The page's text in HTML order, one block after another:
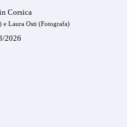
Corsica
Laura Osti (Fotografa)
2026